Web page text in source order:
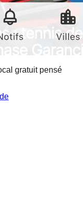
gratuit pensé